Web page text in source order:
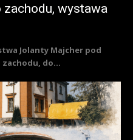
zachodu, wystawa
Jolanty Majcher pod
zachodu, do...